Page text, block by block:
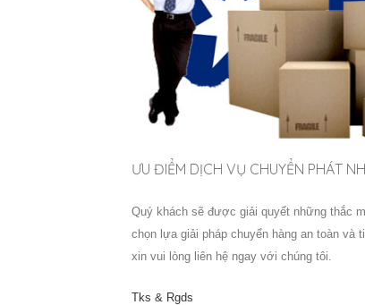
ƯU ĐIỂM DỊCH VỤ CHUYỂN PHÁT
Quý khách sẽ được giải quyết những thắc
chọn lựa giải pháp chuyển hàng an toàn và
xin vui lòng liên hệ ngay với chúng tôi.
Tks & Rgds